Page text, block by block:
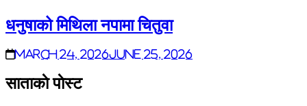
धनुषाको मिथिला नपामा चितुवा
March 24, 2026June 25, 2026
साताकाे पाेस्ट